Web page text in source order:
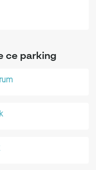
ce parking